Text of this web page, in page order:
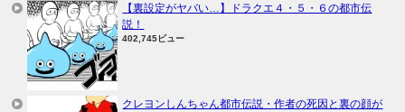
【裏設定がヤバい…】ドラクエ４・５・６の都市伝
説！
402,745ビュー
クレヨンしんちゃん都市伝説・作者の死因と裏の顔が